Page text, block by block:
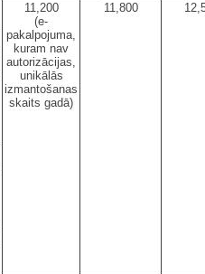
11,200
(e-
pakalpojuma,
kuram nav
autorizācijas,
unikālās
izmantošanas
skaits gadā)
11,800